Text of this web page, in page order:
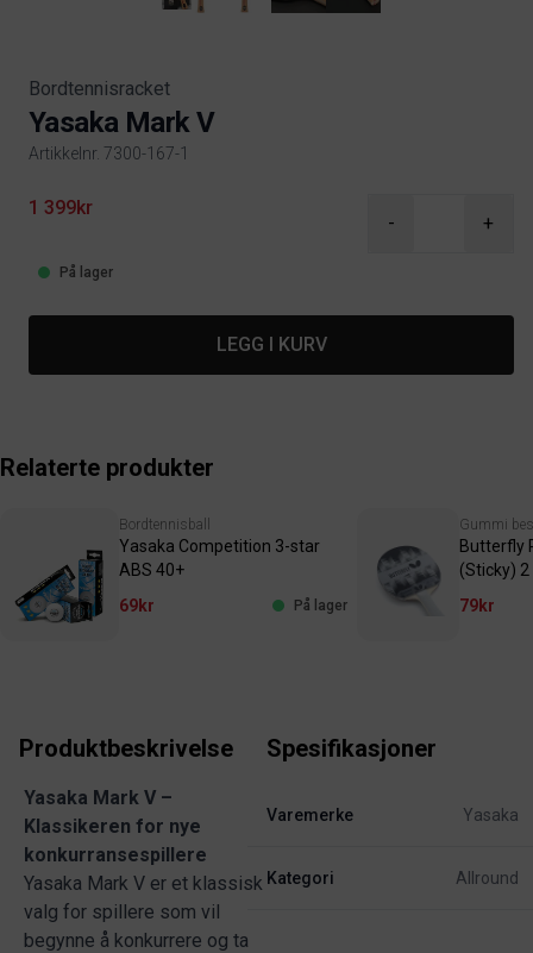
Bordtennisracket
Yasaka Mark V
Artikkelnr. 7300-167-1
Product information
1 399kr
- +
På lager
LEGG I KURV
Relaterte produkter
Bordtennisball
Yasaka Competition 3-star
ABS 40+
69kr
På lager
Gummi
Butterfly
(Sticky) 2
79kr
Produktbeskrivelse
Yasaka Mark V –
Klassikeren for nye
konkurransespillere
Yasaka Mark V er et klassisk
valg for spillere som vil
begynne å konkurrere og ta
Spesifikasjoner
Varemerke Yasaka
Kategori Allround